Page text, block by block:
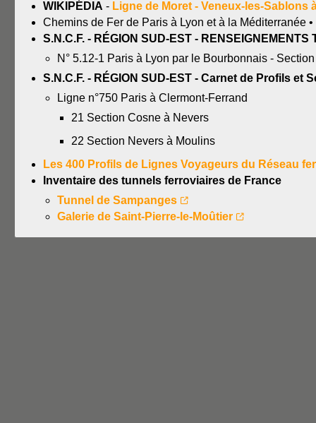
WIKIPÉDIA - Ligne de Moret - Veneux-les-Sablons
Chemins de Fer de Paris à Lyon et à la Méditerranée
S.N.C.F. - RÉGION SUD-EST - RENSEIGNEMENTS
N° 5.12-1 Paris à Lyon par le Bourbonnais -
S.N.C.F. - RÉGION SUD-EST - Carnet de Profils et
Ligne n°750 Paris à Clermont-Ferrand
21 Section Cosne à Nevers
22 Section Nevers à Moulins
Les 400 Profils de Lignes Voyageurs du Réseau
Inventaire des tunnels ferroviaires de France
Tunnel de Sampanges
Galerie de Saint-Pierre-le-Moûtier